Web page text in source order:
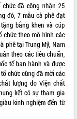
đã công nhận 25
đó, 7 mẫu cà phê đạt
bằng khen và cúp
chức theo mô hình các
phê tại Trung Mỹ, Nam
theo các tiêu chuẩn,
tế ban hành và được
chức cũng đã mời các
lượng do Viện chất
kết có sự tham gia
kinh nghiệm đến từ